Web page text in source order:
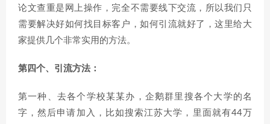
论文查重是网上操作，完全不需要线下交流，所以我们只
需要解决好如何找目标客户，如何引流就好了，这里给大
家提供几个非常实用的方法。
第四个、引流方法：
第一种、去各个学校某某办，企鹅群里搜各个大学的名
字，然后申请加入，比如搜索江苏大学，里面就有44万